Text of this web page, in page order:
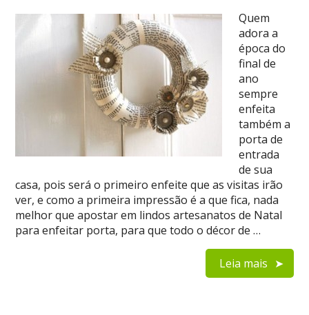
Quem
adora a
época do
final de
ano
sempre
enfeita
também a
porta de
entrada
de sua
casa, pois será o primeiro enfeite que as visitas irão
ver, e como a primeira impressão é a que fica, nada
melhor que apostar em lindos artesanatos de Natal
para enfeitar porta, para que todo o décor de …
Leia mais